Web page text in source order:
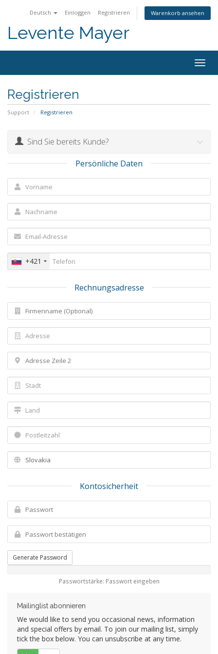
Deutsch Einloggen Registrieren Warenkorb ansehen
Levente Mayer
Registrieren
Support Registrieren
Sind Sie bereits Kunde?
Persönliche Daten
+421
Rechnungsadresse
Kontosicherheit
Generate Password
Passwortstärke: Passwort eingeben
Mailinglist abonnieren
We would like to send you occasional news, information
and special offers by email. To join our mailing list, simply
tick the box below. You can unsubscribe at any time.